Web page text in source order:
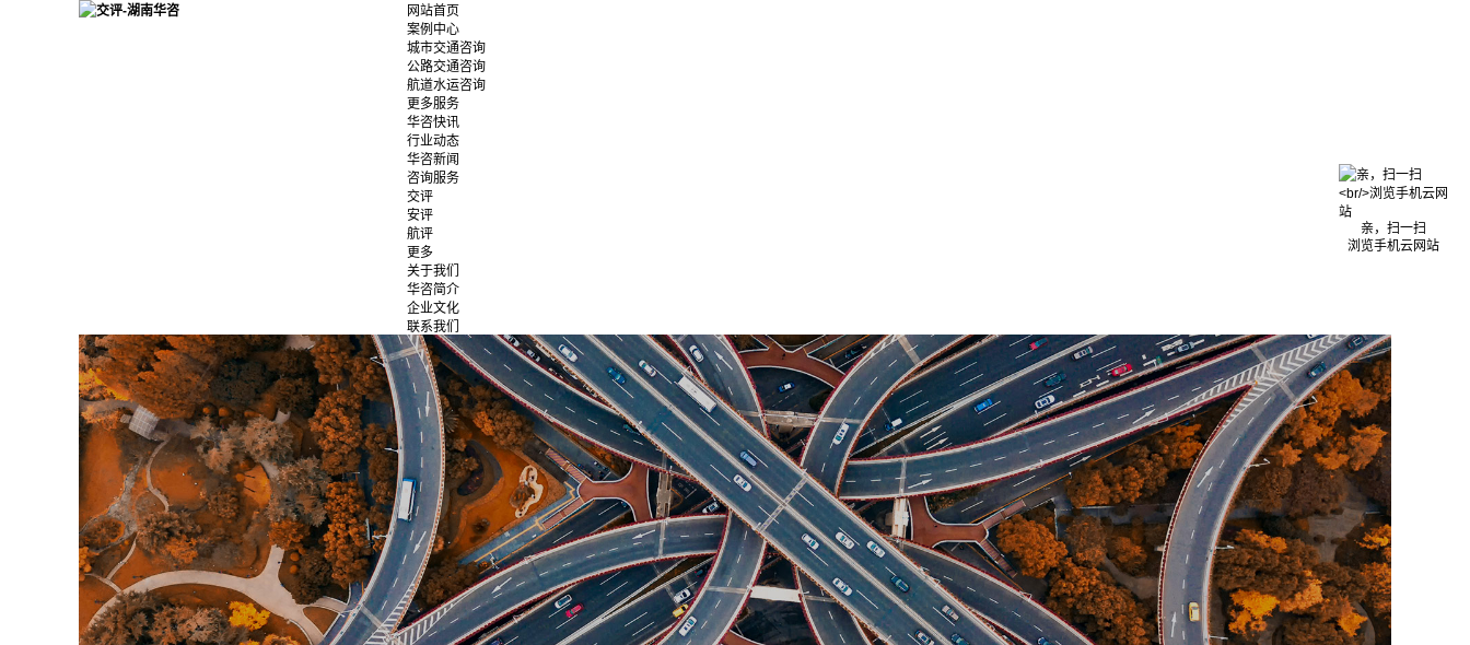
网站首页
案例中心
城市交通咨询
公路交通咨询
航道水运咨询
更多服务
华咨快讯
行业动态
华咨新闻
咨询服务
交评
安评
航评
更多
关于我们
华咨简介
企业文化
联系我们
亲，扫一扫
浏览手机云网站